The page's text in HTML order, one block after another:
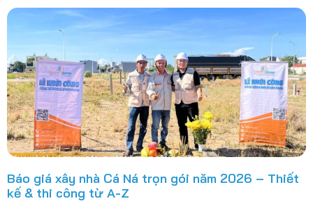
Báo giá xây nhà Cá Ná trọn gói năm 2026 – Thiết
kế & thi công từ A-Z